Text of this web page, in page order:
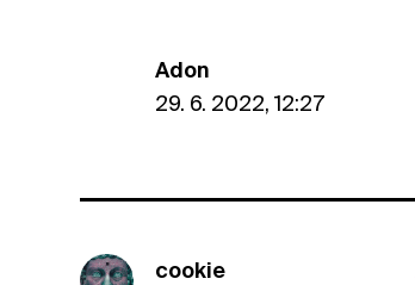
Adon
29. 6. 2022, 12:27
cookie